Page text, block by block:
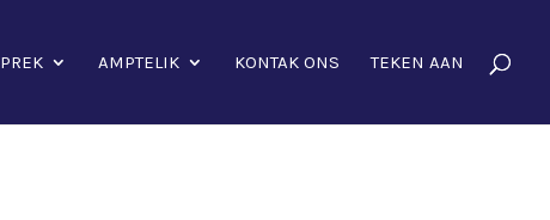
AMPTELIK KONTAK ONS TEKEN AAN